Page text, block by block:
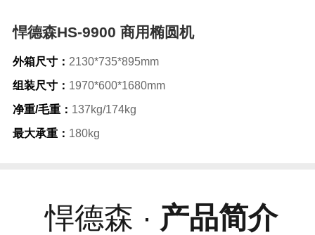
悍德森HS-9900 商用椭圆机
外箱尺寸： 2130*735*895mm
组装尺寸： 1970*600*1680mm
净重/毛重： 137kg/174kg
最大承重： 180kg
悍德森 · 产品简介